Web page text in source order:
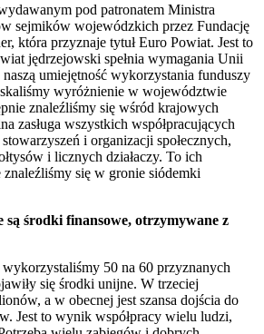
pod patronatem Ministra
sejmików wojewódzkich przez Fundację
która przyznaje tytuł Euro Powiat. Jest to
jędrzejowski spełnia wymagania Unii
umiejętność wykorzystania funduszy
wyróżnienie w województwie
znaleźliśmy się wśród krajowych
zasługa wszystkich współpracujących
i organizacji społecznych,
i licznych działaczy. To ich
znaleźliśmy się w gronie siódemki
są środki finansowe, otrzymywane z
50 na 60 przyznanych
się środki unijne. W trzeciej
a w obecnej jest szansa dojścia do
Jest to wynik współpracy wielu ludzi,